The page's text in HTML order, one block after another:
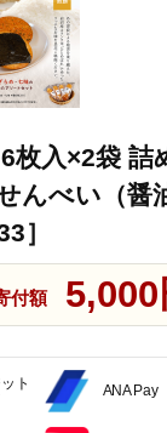
枚入×2袋 詰
んべい（醤
］
付額 5,000
ト
ANA Pay